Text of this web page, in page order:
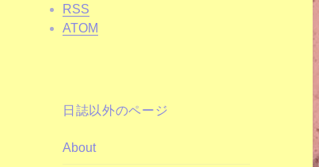
RSS
ATOM
日誌以外のページ
About